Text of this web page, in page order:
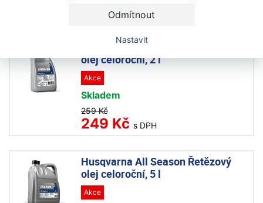
Odmítnout
Nastavit
190 Kč s DPH
Husqvarna All Season Řetězový
olej celoroční, 2 l
Akce
Skladem
259 Kč
249 Kč s DPH
Husqvarna All Season Řetězový
olej celoroční, 5 l
Akce